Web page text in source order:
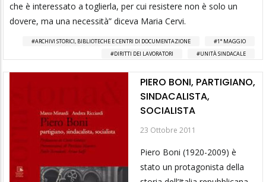
che è interessato a toglierla, per cui resistere non è solo un
dovere, ma una necessità” diceva Maria Cervi.
ARCHIVI STORICI, BIBLIOTECHE E CENTRI DI DOCUMENTAZIONE
1° MAGGIO
DIRITTI DEI LAVORATORI
UNITÀ SINDACALE
PIERO BONI, PARTIGIANO,
SINDACALISTA,
SOCIALISTA
23 Ottobre 2011
Piero Boni (1920-2009) è
stato un protagonista della